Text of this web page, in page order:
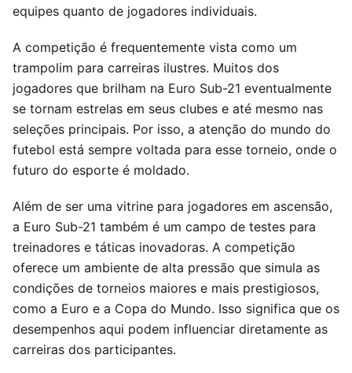
equipes quanto de jogadores individuais.
A competição é frequentemente vista como um
trampolim para carreiras ilustres. Muitos dos
jogadores que brilham na Euro Sub-21 eventualmente
se tornam estrelas em seus clubes e até mesmo nas
seleções principais. Por isso, a atenção do mundo do
futebol está sempre voltada para esse torneio, onde o
futuro do esporte é moldado.
Além de ser uma vitrine para jogadores em ascensão,
a Euro Sub-21 também é um campo de testes para
treinadores e táticas inovadoras. A competição
oferece um ambiente de alta pressão que simula as
condições de torneios maiores e mais prestigiosos,
como a Euro e a Copa do Mundo. Isso significa que os
desempenhos aqui podem influenciar diretamente as
carreiras dos participantes.